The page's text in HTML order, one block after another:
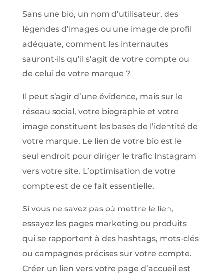
Sans une bio, un nom d’utilisateur, des
légendes d’images ou une image de profil
adéquate, comment les internautes
sauront-ils qu’il s’agit de votre compte ou
de celui de votre marque ?
Il peut s’agir d’une évidence, mais sur le
réseau social, votre biographie et votre
image constituent les bases de l’identité de
votre marque. Le lien de votre bio est le
seul endroit pour diriger le trafic Instagram
vers votre site. L’optimisation de votre
compte est de ce fait essentielle.
Si vous ne savez pas où mettre le lien,
essayez les pages marketing ou produits
qui se rapportent à des hashtags, mots-clés
ou campagnes précises sur votre compte.
Créer un lien vers votre page d’accueil est